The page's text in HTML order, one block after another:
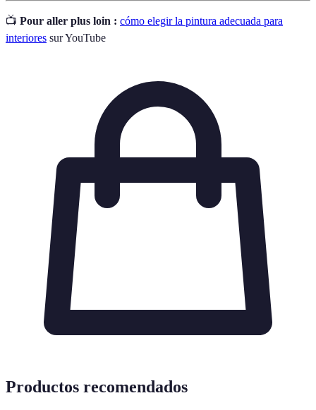
📺 Pour aller plus loin : cómo elegir la pintura adecuada para
interiores sur YouTube
Productos recomendados